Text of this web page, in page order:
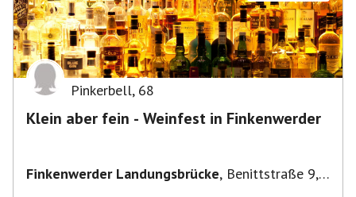
Pinkerbell, 68
Klein aber fein - Weinfest in Finkenwerder
Finkenwerder Landungsbrücke, Benittstraße 9,